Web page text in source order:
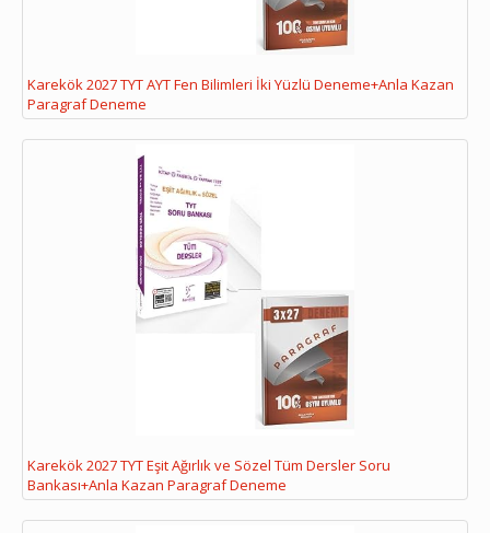
Karekök 2027 TYT AYT Fen Bilimleri İki Yüzlü Deneme+Anla Kazan
Paragraf Deneme
Karekök 2027 TYT Eşit Ağırlık ve Sözel Tüm Dersler Soru
Bankası+Anla Kazan Paragraf Deneme